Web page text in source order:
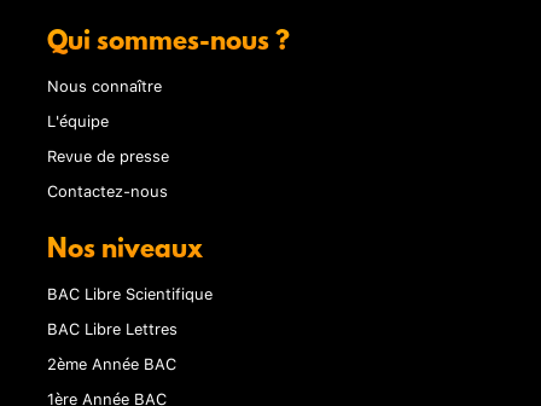
Qui sommes-nous ?
Nous connaître
L'équipe
Revue de presse
Contactez-nous
Nos niveaux
BAC Libre Scientifique
BAC Libre Lettres
2ème Année BAC
1ère Année BAC